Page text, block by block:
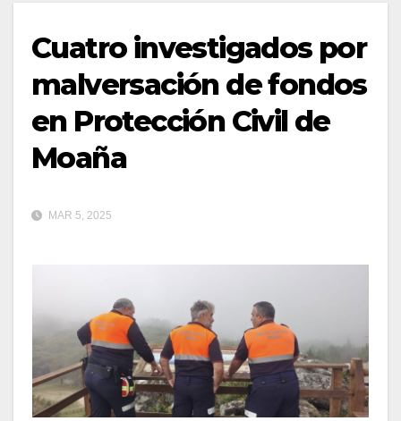
Cuatro investigados por
malversación de fondos
en Protección Civil de
Moaña
MAR 5, 2025